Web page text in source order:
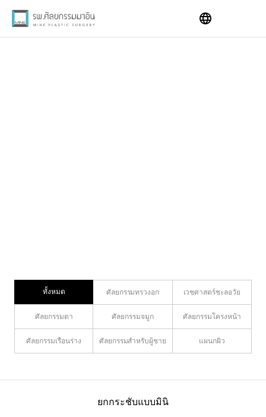
Skip
content
ทั้งหมด ศัลยกรรมทรวงอก เวชศาสตร์ชะลอวัย
ศัลยกรรมตา ศัลยกรรมจมูก ศัลยกรรมโครงหน้า
ศัลยกรรมเรือนร่าง ศัลยกรรมสำหรับผู้ชาย แผนกผิว
ยกกระชับแบบมินิ